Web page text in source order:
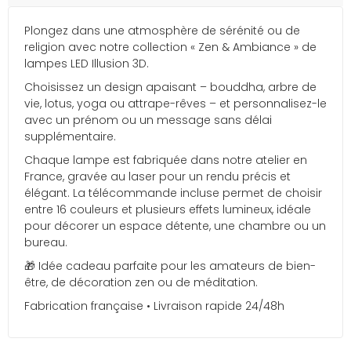
Plongez dans une atmosphère de sérénité ou de
religion avec notre collection « Zen & Ambiance » de
lampes LED Illusion 3D.
Choisissez un design apaisant – bouddha, arbre de
vie, lotus, yoga ou attrape-rêves – et personnalisez-le
avec un prénom ou un message sans délai
supplémentaire.
Chaque lampe est fabriquée dans notre atelier en
France, gravée au laser pour un rendu précis et
élégant. La télécommande incluse permet de choisir
entre 16 couleurs et plusieurs effets lumineux, idéale
pour décorer un espace détente, une chambre ou un
bureau.
🎁 Idée cadeau parfaite pour les amateurs de bien-
être, de décoration zen ou de méditation.
Fabrication française • Livraison rapide 24/48h